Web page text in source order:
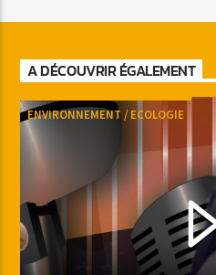
A DÉCOUVRIR ÉGALEMENT
ENVIRONNEMENT / ECOLOGIE